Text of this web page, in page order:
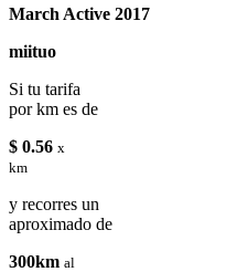
March Active 2017
miituo
Si tu tarifa
por km es de
$ 0.56 x
km
y recorres un
aproximado de
300km al